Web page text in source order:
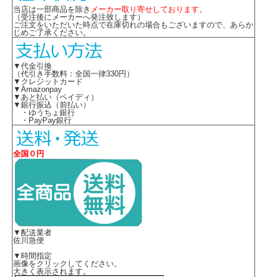
当店は一部商品を除き メーカー取り寄せしております。
（受注後にメーカーへ発注致します）
ご注文をいただいた時点で在庫切れの場合もございますので、あらか
じめご了承ください。
▼代金引換
（代引き手数料：全国一律330円）
▼クレジットカード
▼Amazonpay
▼あと払い（ペイディ）
▼銀行振込（前払い）
・ゆうちょ銀行
・PayPay銀行
全国０円
▼配送業者
佐川急便
▼時間指定
画像をクリックしてください。
大きく表示されます。